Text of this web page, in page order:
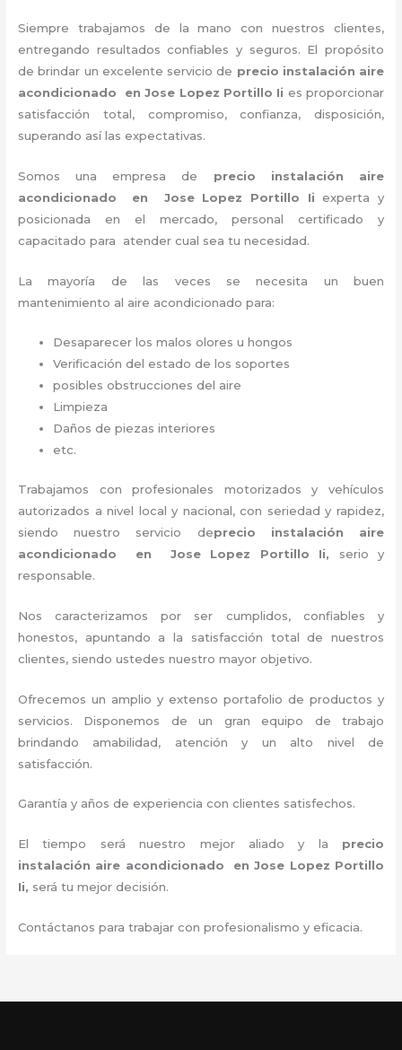
Siempre trabajamos de la mano con nuestros clientes,
entregando resultados confiables y seguros. El propósito
de brindar un excelente servicio de precio instalación aire
acondicionado en Jose Lopez Portillo Ii es proporcionar
satisfacción total, compromiso, confianza, disposición,
superando así las expectativas.
Somos una empresa de precio instalación aire
acondicionado en Jose Lopez Portillo Ii experta y
posicionada en el mercado, personal certificado y
capacitado para atender cual sea tu necesidad.
La mayoría de las veces se necesita un buen
mantenimiento al aire acondicionado para:
Desaparecer los malos olores u hongos
Verificación del estado de los soportes
posibles obstrucciones del aire
Limpieza
Daños de piezas interiores
etc.
Trabajamos con profesionales motorizados y vehículos
autorizados a nivel local y nacional, con seriedad y rapidez,
siendo nuestro servicio deprecio instalación aire
acondicionado en Jose Lopez Portillo Ii, serio y
responsable.
Nos caracterizamos por ser cumplidos, confiables y
honestos, apuntando a la satisfacción total de nuestros
clientes, siendo ustedes nuestro mayor objetivo.
Ofrecemos un amplio y extenso portafolio de productos y
servicios. Disponemos de un gran equipo de trabajo
brindando amabilidad, atención y un alto nivel de
satisfacción.
Garantía y años de experiencia con clientes satisfechos.
El tiempo será nuestro mejor aliado y la precio
instalación aire acondicionado en Jose Lopez Portillo
Ii, será tu mejor decisión.
Contáctanos para trabajar con profesionalismo y eficacia.